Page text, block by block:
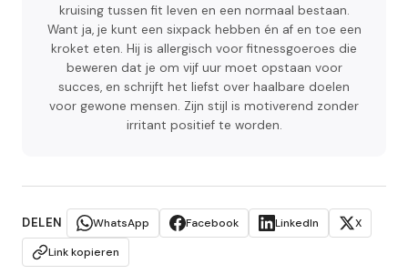
kruising tussen fit leven en een normaal bestaan.
Want ja, je kunt een sixpack hebben én af en toe een
kroket eten. Hij is allergisch voor fitnessgoeroes die
beweren dat je om vijf uur moet opstaan voor
succes, en schrijft het liefst over haalbare doelen
voor gewone mensen. Zijn stijl is motiverend zonder
irritant positief te worden.
DELEN WhatsApp Facebook LinkedIn
X
Link kopieren